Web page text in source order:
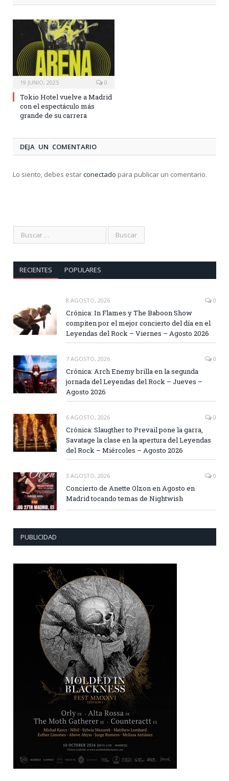
19 JUNIO, 2025 0
Tokio Hotel vuelve a Madrid
con el espectáculo más
grande de su carrera
DEJA UN COMENTARIO
Lo siento, debes estarconectado para publicar un comentario.
RECIENTES POPULARES
8 AGOSTO, 2026 0
Crónica: In Flames y The Baboon Show
compiten por el mejor concierto del día en el
Leyendas del Rock – Viernes – Agosto 2026
7 AGOSTO, 2026 0
Crónica: Arch Enemy brilla en la segunda
jornada del Leyendas del Rock – Jueves –
Agosto 2026
6 AGOSTO, 2026 0
Crónica: Slaugther to Prevail pone la garra,
Savatage la clase en la apertura del Leyendas
del Rock – Miércoles – Agosto 2026
3 AGOSTO, 2026 0
Concierto de Anette Olzon en Agosto en
Madrid tocando temas de Nightwish
PUBLICIDAD